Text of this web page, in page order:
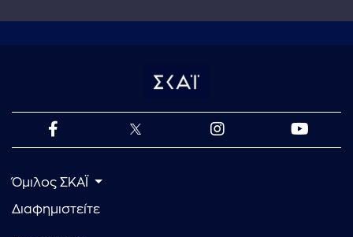
Όμιλος ΣΚΑΪ
Διαφημιστείτε